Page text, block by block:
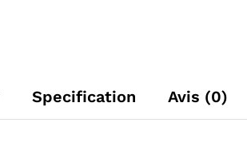
Specification Avis (0)